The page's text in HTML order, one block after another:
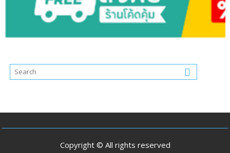
Copyright © All rights reserved